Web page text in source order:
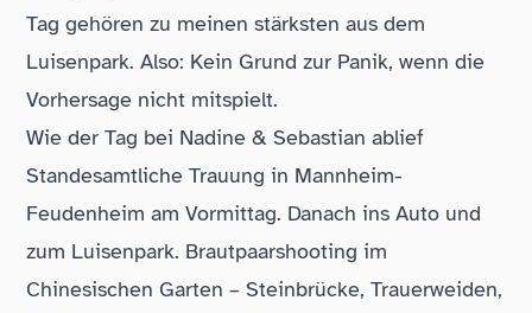
Tag gehören zu meinen stärksten aus dem
Luisenpark. Also: Kein Grund zur Panik, wenn die
Vorhersage nicht mitspielt.
Wie der Tag bei Nadine & Sebastian ablief
Standesamtliche Trauung in Mannheim-
Feudenheim am Vormittag. Danach ins Auto und
zum Luisenpark. Brautpaarshooting im
Chinesischen Garten – Steinbrücke, Trauerweiden,